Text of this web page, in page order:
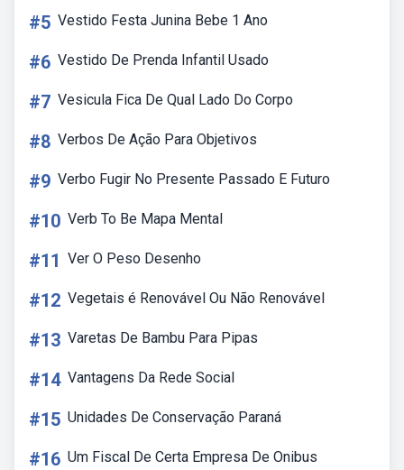
#5 Vestido Festa Junina Bebe 1 Ano
#6 Vestido De Prenda Infantil Usado
#7 Vesicula Fica De Qual Lado Do Corpo
#8 Verbos De Ação Para Objetivos
#9 Verbo Fugir No Presente Passado E Futuro
#10 Verb To Be Mapa Mental
#11 Ver O Peso Desenho
#12 Vegetais é Renovável Ou Não Renovável
#13 Varetas De Bambu Para Pipas
#14 Vantagens Da Rede Social
#15 Unidades De Conservação Paraná
#16 Um Fiscal De Certa Empresa De Onibus